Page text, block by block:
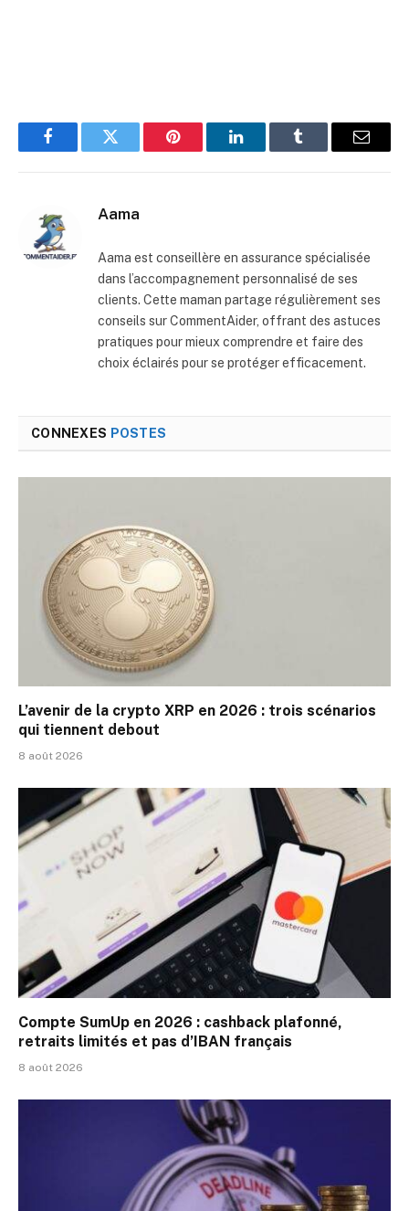
FacebookTwitter Pinterest LinkedInTumblr
E-
Aama
Aama est conseillère en assurance spécialisée
dans l’accompagnement personnalisé de ses
clients. Cette maman partage régulièrement ses
conseils sur CommentAider, offrant des astuces
pratiques pour mieux comprendre et faire des
choix éclairés pour se protéger efficacement.
CONNEXES POSTES
L’avenir de la crypto XRP en 2026 : trois scénarios
qui tiennent debout
8 août 2026
Compte SumUp en 2026 : cashback plafonné,
retraits limités et pas d’IBAN français
8 août 2026